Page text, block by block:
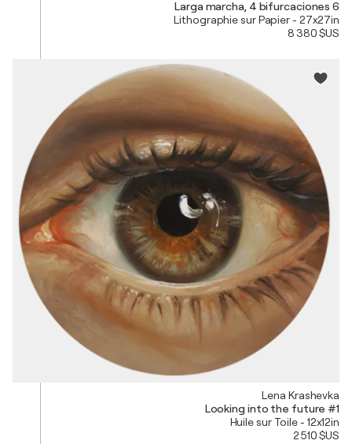
Larga marcha, 4 bifurcaciones 6
Lithographie sur Papier - 27x27in
8 380 $US
Lena Krashevka
Looking into the future #1
Huile sur Toile - 12x12in
2 510 $US